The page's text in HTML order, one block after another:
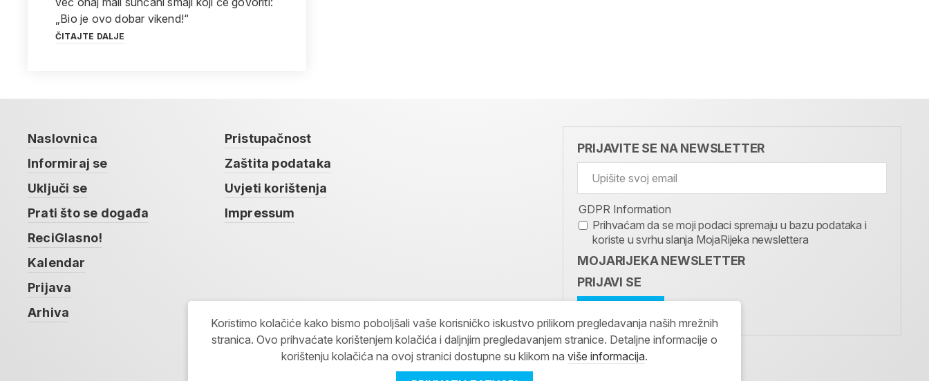
„Bio je ovo dobar vikend!“
ČITAJTE DALJE
Naslovnica
Informiraj se
Uključi se
Prati što se događa
ReciGlasno!
Kalendar
Prijava
Arhiva
Pristupačnost
Zaštita podataka
Uvjeti korištenja
Impressum
PRIJAVITE SE NA NEWSLETTER
GDPR Information
Prihvaćam da se moji podaci spremaju u bazu podataka i
koriste u svrhu slanja MojaRijeka newslettera
MOJARIJEKA NEWSLETTER
PRIJAVI SE
Koristimo kolačiće kako bismo poboljšali vaše korisničko iskustvo prilikom pregledavanja naših mrežnih
stranica. Ovo prihvaćate korištenjem kolačića i daljnjim pregledavanjem stranice. Detaljne informacije o
korištenju kolačića na ovoj stranici dostupne su klikom na više informacija.